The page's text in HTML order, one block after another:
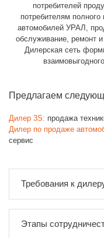
потребителей
потребителям
автомобилей УРАЛ,
обслуживание, ремонт
Дилерская сеть
Предлагаем
Дилер 3S: продажа
Дилер по продаже
сервис
Требования к
Этапы